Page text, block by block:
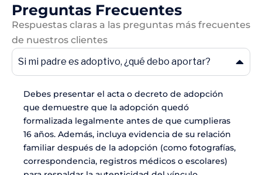
"Este no es un proceso que uno
pueda hacer solo, se necesita una
guía estructurada y profesional."
Preguntas Frecuentes
Respuestas claras a las preguntas más frecuentes
de nuestros clientes
Si mi padre es adoptivo, ¿qué debo aportar?
Debes presentar el acta o decreto de adopción
que demuestre que la adopción quedó
formalizada legalmente antes de que cumplieras
16 años. Además, incluya evidencia de su relación
familiar después de la adopción (como fotografías,
correspondencia, registros médicos o escolares)